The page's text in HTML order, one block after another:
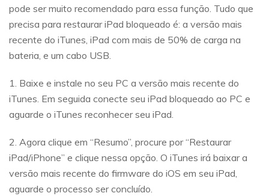
pode ser muito recomendado para essa função. Tudo que
precisa para restaurar iPad bloqueado é: a versão mais
recente do iTunes, iPad com mais de 50% de carga na
bateria, e um cabo USB.
1. Baixe e instale no seu PC a versão mais recente do
iTunes. Em seguida conecte seu iPad bloqueado ao PC e
aguarde o iTunes reconhecer seu iPad.
2. Agora clique em “Resumo”, procure por “Restaurar
iPad/iPhone” e clique nessa opção. O iTunes irá baixar a
versão mais recente do firmware do iOS em seu iPad,
aguarde o processo ser concluído.